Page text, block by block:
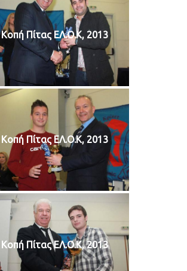
Κοπή Πίτας ΕΛ.Ο.Κ, 2013
Κοπή Πίτας ΕΛ.Ο.Κ, 2013
Κοπή Πίτας ΕΛ.Ο.Κ, 2013